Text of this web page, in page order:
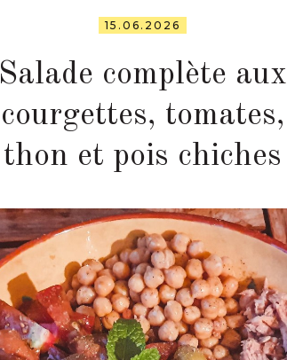
15.06.2026
Salade complète aux
courgettes, tomates,
thon et pois chiches